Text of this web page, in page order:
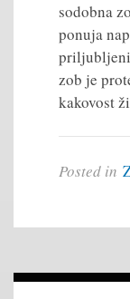
sodobna
ponuja
zob je
kakovost
Posted in